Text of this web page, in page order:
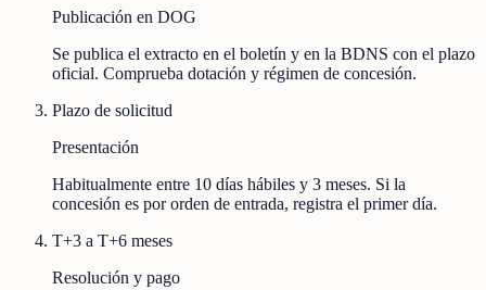
Publicación en DOG
Se publica el extracto en el boletín y en la BDNS con el plazo
oficial. Comprueba dotación y régimen de concesión.
Plazo de solicitud
Presentación
Habitualmente entre 10 días hábiles y 3 meses. Si la
concesión es por orden de entrada, registra el primer día.
T+3 a T+6 meses
Resolución y pago